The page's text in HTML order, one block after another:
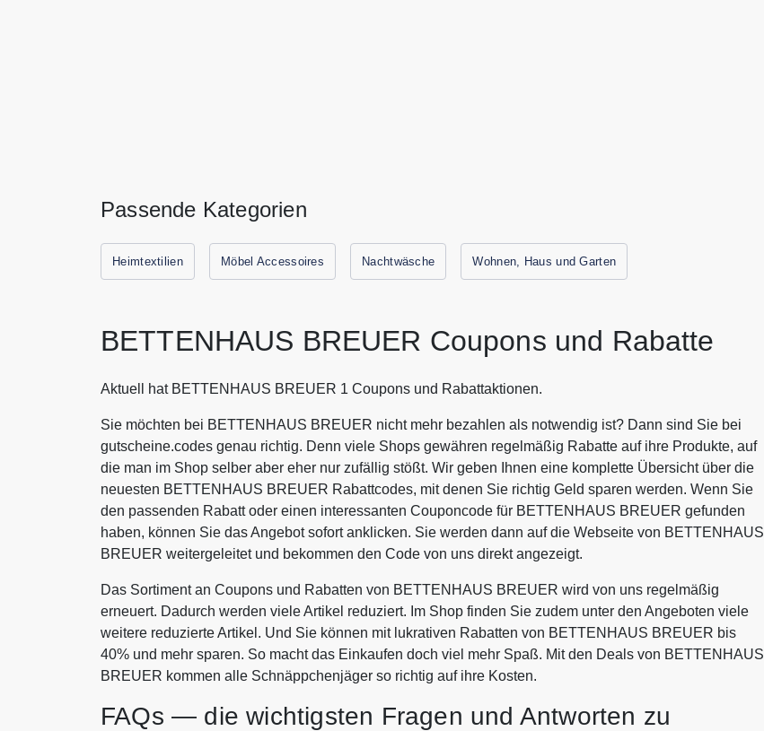
Passende Kategorien
Heimtextilien Möbel Accessoires Nachtwäsche Wohnen, Haus und Garten
BETTENHAUS BREUER Coupons und Rabatte
Aktuell hat BETTENHAUS BREUER 1 Coupons und Rabattaktionen.
Sie möchten bei BETTENHAUS BREUER nicht mehr bezahlen als notwendig ist? Dann sind Sie bei
gutscheine.codes genau richtig. Denn viele Shops gewähren regelmäßig Rabatte auf ihre Produkte, auf
die man im Shop selber aber eher nur zufällig stößt. Wir geben Ihnen eine komplette Übersicht über die
neuesten BETTENHAUS BREUER Rabattcodes, mit denen Sie richtig Geld sparen werden. Wenn Sie
den passenden Rabatt oder einen interessanten Couponcode für BETTENHAUS BREUER gefunden
haben, können Sie das Angebot sofort anklicken. Sie werden dann auf die Webseite von BETTENHAUS
BREUER weitergeleitet und bekommen den Code von uns direkt angezeigt.
Das Sortiment an Coupons und Rabatten von BETTENHAUS BREUER wird von uns regelmäßig
erneuert. Dadurch werden viele Artikel reduziert. Im Shop finden Sie zudem unter den Angeboten viele
weitere reduzierte Artikel. Und Sie können mit lukrativen Rabatten von BETTENHAUS BREUER bis
40% und mehr sparen. So macht das Einkaufen doch viel mehr Spaß. Mit den Deals von BETTENHAUS
BREUER kommen alle Schnäppchenjäger so richtig auf ihre Kosten.
FAQs — die wichtigsten Fragen und Antworten zu